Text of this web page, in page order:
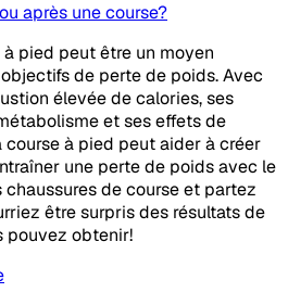
après une course?
pied peut être un moyen
de perte de poids. Avec
élevée de calories, ses
et ses effets de
course à pied peut aider à créer
une perte de poids avec le
de course et partez
être surpris des résultats de
pouvez obtenir!